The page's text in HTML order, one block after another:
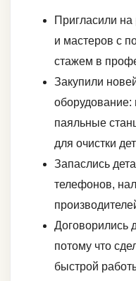
Пригласили
и мастеров с
стажем в
Закупили
паяльные
для очистки
Запаслись
телефонов,
Договорились
потому что
быстрой